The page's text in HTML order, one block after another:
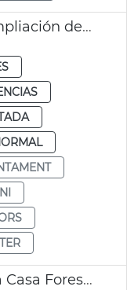
1,3 millones clavellons y ampliación decoración tribuna autoridades Batalla Flores
Reapertura al público de la Casa Forestal de la Devesa